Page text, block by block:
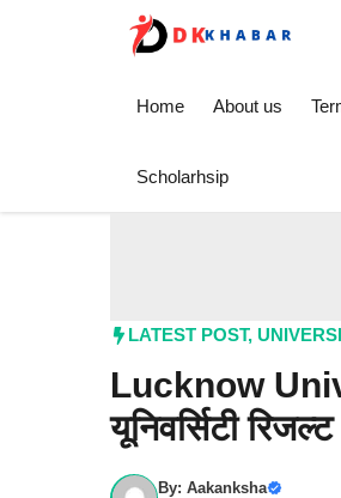
Home About us
Scholarhsip
LATEST POST,
Lucknow
यूनिवर्सिटी रिजल्ट
By: Aakanksha